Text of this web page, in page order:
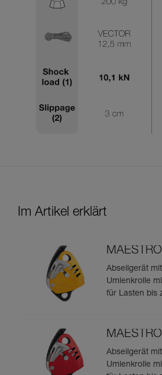
Im Artikel erklärt
Abseilgerät
Umlenkrolle
für Lasten bis
Abseilgerät
Umlenkrolle